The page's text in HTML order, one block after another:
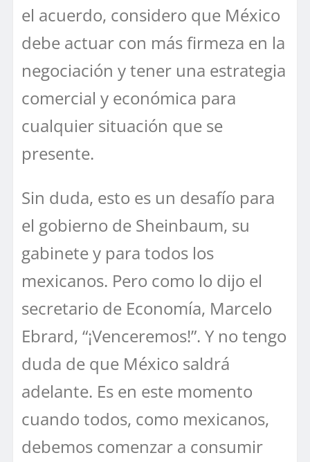
el acuerdo, considero que México
debe actuar con más firmeza en la
negociación y tener una estrategia
comercial y económica para
cualquier situación que se
presente.
Sin duda, esto es un desafío para
el gobierno de Sheinbaum, su
gabinete y para todos los
mexicanos. Pero como lo dijo el
secretario de Economía, Marcelo
Ebrard, “¡Venceremos!”. Y no tengo
duda de que México saldrá
adelante. Es en este momento
cuando todos, como mexicanos,
debemos comenzar a consumir